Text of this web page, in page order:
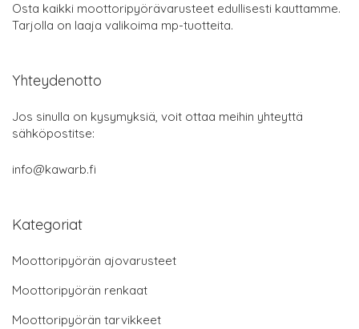
Osta kaikki moottoripyörävarusteet edullisesti kauttamme.
Tarjolla on laaja valikoima mp-tuotteita.
Yhteydenotto
Jos sinulla on kysymyksiä, voit ottaa meihin yhteyttä
sähköpostitse:
info@kawarb.fi
Kategoriat
Moottoripyörän ajovarusteet
Moottoripyörän renkaat
Moottoripyörän tarvikkeet